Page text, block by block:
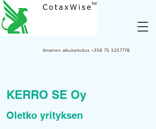
Ilmainen alkukartoitus +358 75 3257778
KERRO SE Oy
Oletko yrityksen